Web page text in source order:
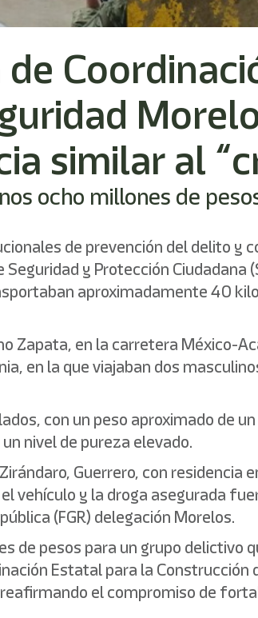
similar al
ocho millones de
de prevención del delito y
y Protección Ciudadana
aproximadamente 40
Zapata, en la carretera México-
en la que viajaban dos
con un peso aproximado de
nivel de pureza elevado.
Guerrero, con residencia
vehículo y la droga asegurada
(FGR) delegación Morelos.
pesos para un grupo delictivo
Estatal para la Construcción
el compromiso de